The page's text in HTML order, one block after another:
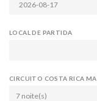
LOCAL DE PARTIDA
CIRCUITO COSTA RICA
7 noite(s)